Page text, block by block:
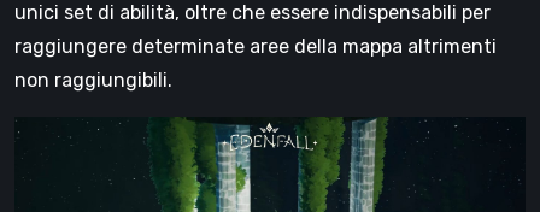
unici set di abilità, oltre che essere indispensabili per
raggiungere determinate aree della mappa altrimenti
non raggiungibili.